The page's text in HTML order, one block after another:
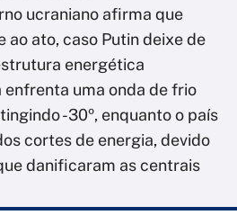
ucraniano afirma que
ao ato, caso Putin deixe de
energética
enfrenta uma onda de frio
-30º, enquanto o país
cortes de energia, devido
danificaram as centrais